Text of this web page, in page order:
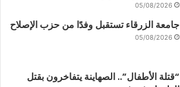
05/08/2026
جامعة الزرقاء تستقبل وفدًا من حزب الإصلاح
05/08/2026
“قتلة الأطفال”.. الصهاينة يتفاخرون بقتل